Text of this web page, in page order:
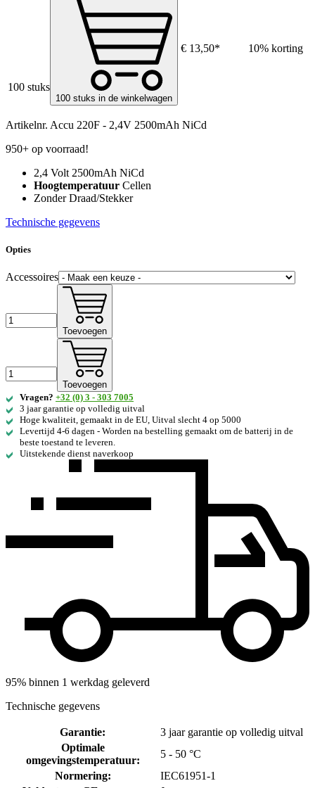
100 stuks
100 stuks in de winkelwagen
€ 13,50* 10% korting
Artikelnr. Accu 220F - 2,4V 2500mAh NiCd
950+ op voorraad!
2,4 Volt 2500mAh NiCd
Hoogtemperatuur Cellen
Zonder Draad/Stekker
Technische gegevens
Opties
Accessoires
Toevoegen
Toevoegen
Vragen? +32 (0) 3 - 303 7005
3 jaar garantie op volledig uitval
Hoge kwaliteit, gemaakt in de EU, Uitval slecht 4 op 5000
Levertijd 4-6 dagen - Worden na bestelling gemaakt om de batterij in de
beste toestand te leveren.
Uitstekende dienst naverkoop
95% binnen 1 werkdag geleverd
Technische gegevens
Garantie:
3 jaar garantie op volledig uitval
Optimale
omgevingstemperatuur:
5 - 50 °C
Normering:
IEC61951-1